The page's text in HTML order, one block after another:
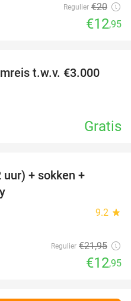
Regulier €20
€12,95
t.w.v. €3.000
Gratis
+ sokken +
9.2 star
Regulier €21,95
€12,95